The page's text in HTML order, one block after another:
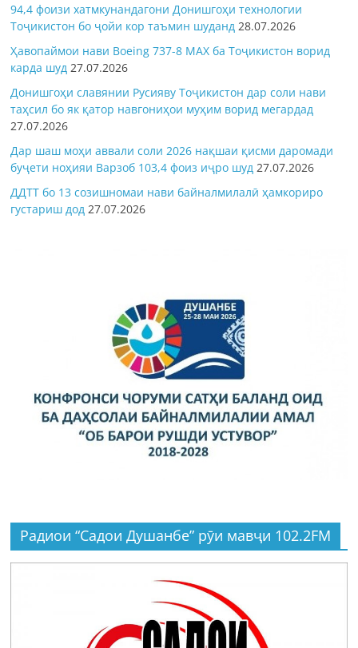
94,4 фоизи хатмкунандагони Донишгоҳи технологии
Тоҷикистон бо ҷойи кор таъмин шуданд 28.07.2026
Ҳавопаймои нави Boeing 737-8 MAX ба Тоҷикистон ворид
карда шуд 27.07.2026
Донишгоҳи славянии Русияву Тоҷикистон дар соли нави
таҳсил бо як қатор навгониҳои муҳим ворид мегардад
27.07.2026
Дар шаш моҳи аввали соли 2026 нақшаи қисми даромади
буҷети ноҳияи Варзоб 103,4 фоиз иҷро шуд 27.07.2026
ДДТТ бо 13 созишномаи нави байналмилалӣ ҳамкориро
густариш дод 27.07.2026
Радиои “Садои Душанбе” рӯи мавҷи 102.2FM